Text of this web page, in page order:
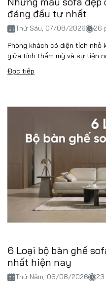
đáng đầu tư nhất
Thứ Sáu, 07/08/2026
26
Phòng khách có diện tích nhỏ
giữa tính thẩm mỹ và sự tiện
Đọc tiếp
6 Loại bộ bàn ghế
nhất hiện nay
Thứ Năm, 06/08/2026